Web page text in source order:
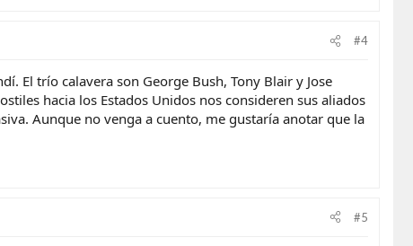
#4
El trío calavera son George Bush, Tony Blair y Jose
hacia los Estados Unidos nos consideren sus aliados
Aunque no venga a cuento, me gustaría anotar que la
#5